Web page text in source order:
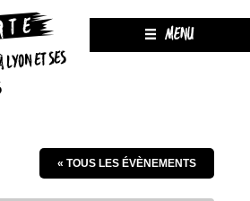
ET SES
MENU
« TOUS LES ÉVÈNEMENTS